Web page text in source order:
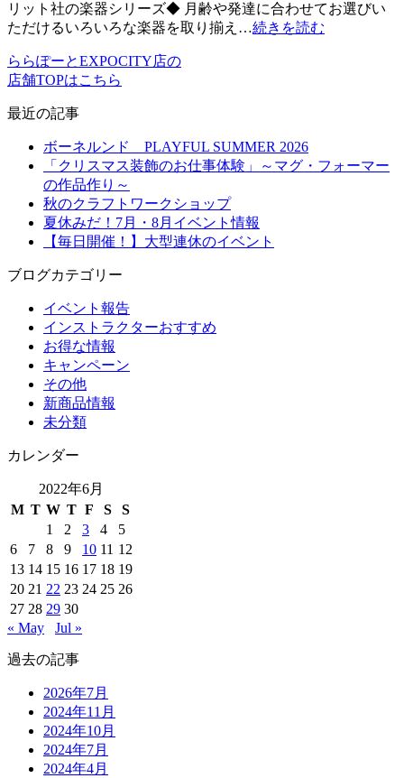
リット社の楽器シリーズ◆ 月齢や発達に合わせてお選びい
ただけるいろいろな楽器を取り揃え…続きを読む
ららぽーとEXPOCITY店の
店舗TOPはこちら
最近の記事
ボーネルンド PLAYFUL SUMMER 2026
「クリスマス装飾のお仕事体験」～マグ・フォーマー
の作品作り～
秋のクラフトワークショップ
夏休みだ！7月・8月イベント情報
【毎日開催！】大型連休のイベント
ブログカテゴリー
イベント報告
インストラクターおすすめ
お得な情報
キャンペーン
その他
新商品情報
未分類
カレンダー
2022年6月
M T W T F S
S
1
2 3 4
5
6
7 8 9 10 11 12
13 14 15 16 17 18 19
20 21 22 23 24 25 26
27 28 29 30
« May
Jul »
過去の記事
2026年7月
2024年11月
2024年10月
2024年7月
2024年4月